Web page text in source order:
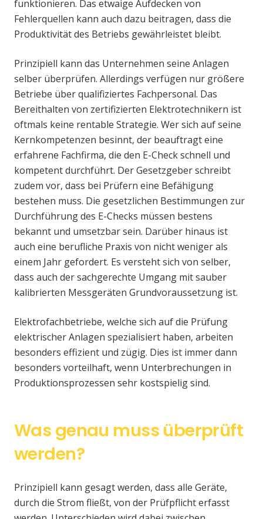
funktionieren. Das etwaige Aufdecken von
Fehlerquellen kann auch dazu beitragen, dass die
Produktivität des Betriebs gewährleistet bleibt.
Prinzipiell kann das Unternehmen seine Anlagen
selber überprüfen. Allerdings verfügen nur größere
Betriebe über qualifiziertes Fachpersonal. Das
Bereithalten von zertifizierten Elektrotechnikern ist
oftmals keine rentable Strategie. Wer sich auf seine
Kernkompetenzen besinnt, der beauftragt eine
erfahrene Fachfirma, die den E-Check schnell und
kompetent durchführt. Der Gesetzgeber schreibt
zudem vor, dass bei Prüfern eine Befähigung
bestehen muss. Die gesetzlichen Bestimmungen zur
Durchführung des E-Checks müssen bestens
bekannt und umsetzbar sein. Darüber hinaus ist
auch eine berufliche Praxis von nicht weniger als
einem Jahr gefordert. Es versteht sich von selber,
dass auch der sachgerechte Umgang mit sauber
kalibrierten Messgeräten Grundvoraussetzung ist.
Elektrofachbetriebe, welche sich auf die Prüfung
elektrischer Anlagen spezialisiert haben, arbeiten
besonders effizient und zügig. Dies ist immer dann
besonders vorteilhaft, wenn Unterbrechungen in
Produktionsprozessen sehr kostspielig sind.
Was genau muss überprüft
werden?
Prinzipiell kann gesagt werden, dass alle Geräte,
durch die Strom fließt, von der Prüfpflicht erfasst